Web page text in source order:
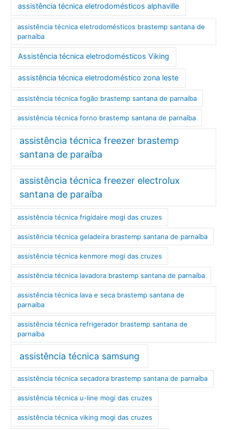
assistência técnica eletrodomésticos alphaville
assistência técnica eletrodomésticos brastemp santana de
parnaíba
Assistência técnica eletrodomésticos Viking
assistência técnica eletrodoméstico zona leste
assistência técnica fogão brastemp santana de parnaíba
assistência técnica forno brastemp santana de parnaíba
assistência técnica freezer brastemp
santana de paraíba
assistência técnica freezer electrolux
santana de paraíba
assistência técnica frigidaire mogi das cruzes
assistência técnica geladeira brastemp santana de parnaíba
assistência técnica kenmore mogi das cruzes
assistência técnica lavadora brastemp santana de parnaíba
assistência técnica lava e seca brastemp santana de
parnaíba
assistência técnica refrigerador brastemp santana de
parnaíba
assistência técnica samsung
assistência técnica secadora brastemp santana de parnaíba
assistência técnica u-line mogi das cruzes
assistência técnica viking mogi das cruzes